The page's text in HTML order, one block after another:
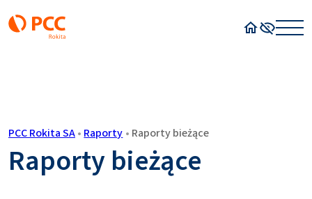
PCC Rokita SA• Raporty • Raporty bieżące
Raporty bieżące